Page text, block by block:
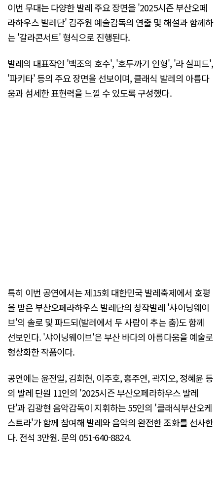
이번 무대는 다양한 발레 주요 장면을 '2025시즌 부산오페
라하우스 발레단' 김주원 예술감독의 연출 및 해설과 함께하
는 '갈라콘서트' 형식으로 진행된다.
발레의 대표작인 '백조의 호수', '호두까기 인형', '라 실피드',
'파키타' 등의 주요 장면을 선보이며, 클래식 발레의 아름다
움과 섬세한 표현력을 느낄 수 있도록 구성했다.
특히 이번 공연에서는 제15회 대한민국 발레축제에서 호평
을 받은 부산오페라하우스 발레단의 창작발레 '샤이닝웨이
브'의 솔로 및 파드되(발레에서 두 사람이 추는 춤)도 함께
선보인다. '샤이닝웨이브'은 부산 바다의 아름다움을 예술로
형상화한 작품이다.
공연에는 윤전일, 김희현, 이주호, 홍주연, 곽지오, 정혜윤 등
의 발레 단원 11인의 '2025시즌 부산오페라하우스 발레
단'과 김광현 음악감독이 지휘하는 55인의 '클래식부산오케
스트라'가 함께 참여해 발레와 음악의 완전한 조화를 선사한
다. 전석 3만원. 문의 051-640-8824.